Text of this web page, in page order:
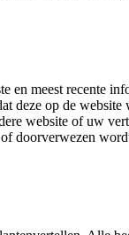
en meest recente
deze op de
website of uw
doorverwezen